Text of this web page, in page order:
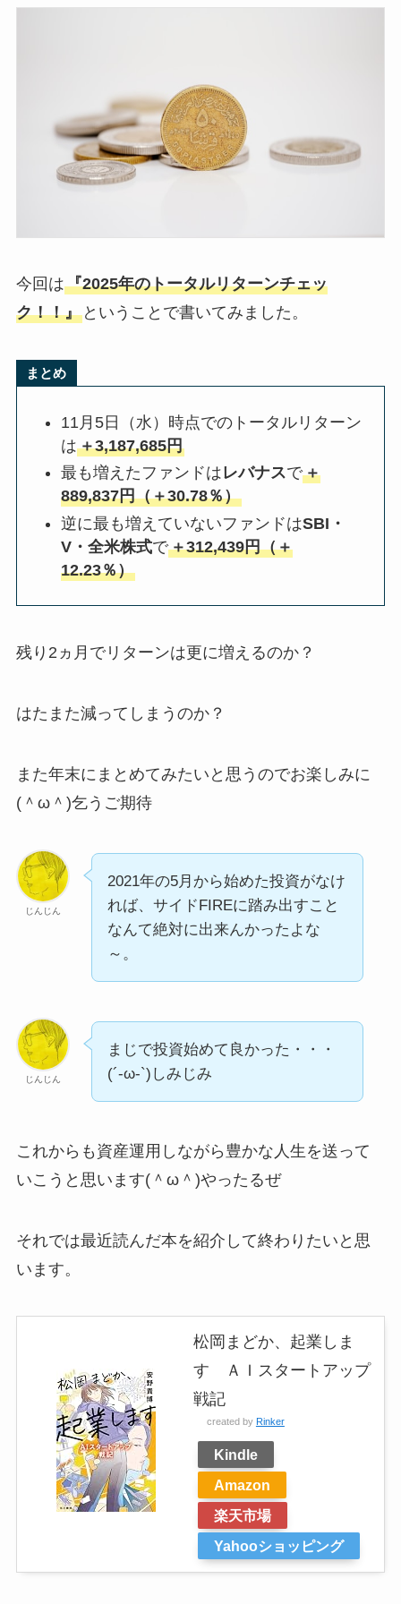
今回は『2025年のトータルリターンチェッ
ク！！』ということで書いてみました。
まとめ
11月5日（水）時点でのトータルリターン
は＋3,187,685円
最も増えたファンドはレバナスで＋
889,837円（＋30.78％）
逆に最も増えていないファンドはSBI・
V・全米株式で＋312,439円（＋
12.23％）
残り2ヵ月でリターンは更に増えるのか？
はたまた減ってしまうのか？
また年末にまとめてみたいと思うのでお楽しみに
(＾ω＾)乞うご期待
じんじん
2021年の5月から始めた投資がなけ
れば、サイドFIREに踏み出すこと
なんて絶対に出来んかったよな
～。
じんじん
まじで投資始めて良かった・・・
(´-ω-`)しみじみ
これからも資産運用しながら豊かな人生を送って
いこうと思います(＾ω＾)やったるぜ
それでは最近読んだ本を紹介して終わりたいと思
います。
松岡まどか、起業しま
す ＡＩスタートアップ
戦記
created by Rinker
Kindle
Amazon
楽天市場
Yahooショッピング